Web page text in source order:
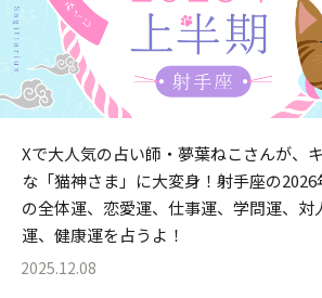
Xで大人気の占い師・夢葉ねこさんが、
な「猫神さま」に大変身！射手座の2026
の全体運、恋愛運、仕事運、学問運、対
運、健康運を占うよ！
2025.12.08